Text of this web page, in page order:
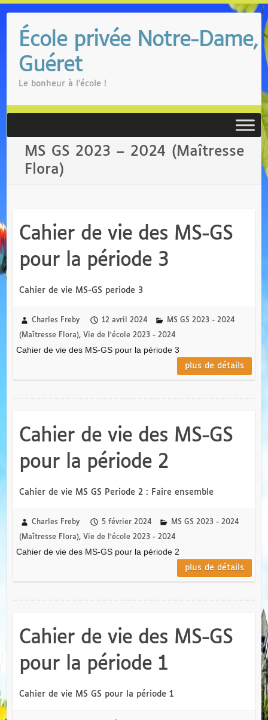
contentÉcole privée Notre-Dame,
Guéret
Le bonheur à l'école !
MS GS 2023 – 2024 (Maîtresse
Flora)
Cahier de vie des MS-GS
pour la période 3
Cahier de vie MS-GS periode 3
Charles Freby 12 avril 2024 MS GS 2023 - 2024
(Maîtresse Flora), Vie de l'école 2023 - 2024
Cahier de vie des MS-GS pour la période 3
plus de détails
Cahier de vie des MS-GS
pour la période 2
Cahier de vie MS GS Periode 2 : Faire ensemble
Charles Freby 5 février 2024 MS GS 2023 - 2024
(Maîtresse Flora), Vie de l'école 2023 - 2024
Cahier de vie des MS-GS pour la période 2
plus de détails
Cahier de vie des MS-GS
pour la période 1
Cahier de vie MS GS pour la période 1